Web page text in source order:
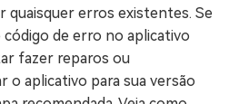
quaisquer erros existentes. Se
de erro no aplicativo
fazer reparos ou
o aplicativo para sua versão